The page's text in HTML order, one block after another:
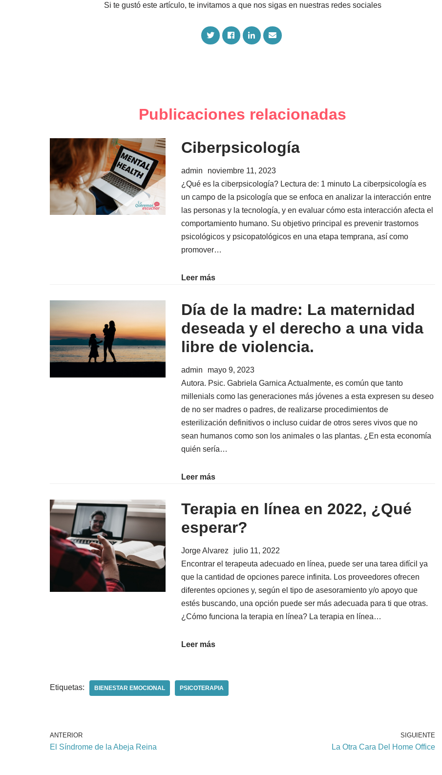
Si te gustó este artículo, te invitamos a que nos sigas en nuestras redes sociales
S
h
t
t
S
h
e
b
k
S
h
k
e
n
S
h
a
i
Publicaciones relacionadas
Ciberpsicología
admin
noviembre 11, 2023
¿Qué es la ciberpsicología? Lectura de: 1 minuto La ciberpsicología es
un campo de la psicología que se enfoca en analizar la interacción entre
las personas y la tecnología, y en evaluar cómo esta interacción afecta el
comportamiento humano. Su objetivo principal es prevenir trastornos
psicológicos y psicopatológicos en una etapa temprana, así como
promover…
Leer más
Día de la madre: La maternidad
deseada y el derecho a una vida
libre de violencia.
admin
mayo 9, 2023
Autora. Psic. Gabriela Garnica Actualmente, es común que tanto
millenials como las generaciones más jóvenes a esta expresen su deseo
de no ser madres o padres, de realizarse procedimientos de
esterilización definitivos o incluso cuidar de otros seres vivos que no
sean humanos como son los animales o las plantas. ¿En esta economía
quién sería…
Leer más
Terapia en línea en 2022, ¿Qué
esperar?
Jorge Alvarez
julio 11, 2022
Encontrar el terapeuta adecuado en línea, puede ser una tarea difícil ya
que la cantidad de opciones parece infinita. Los proveedores ofrecen
diferentes opciones y, según el tipo de asesoramiento y/o apoyo que
estés buscando, una opción puede ser más adecuada para ti que otras.
¿Cómo funciona la terapia en línea? La terapia en línea…
Leer más
Etiquetas: BIENESTAR EMOCIONAL PSICOTERAPIA
ANTERIOR
El Síndrome de la Abeja Reina
SIGUIENTE
La Otra Cara Del Home Office